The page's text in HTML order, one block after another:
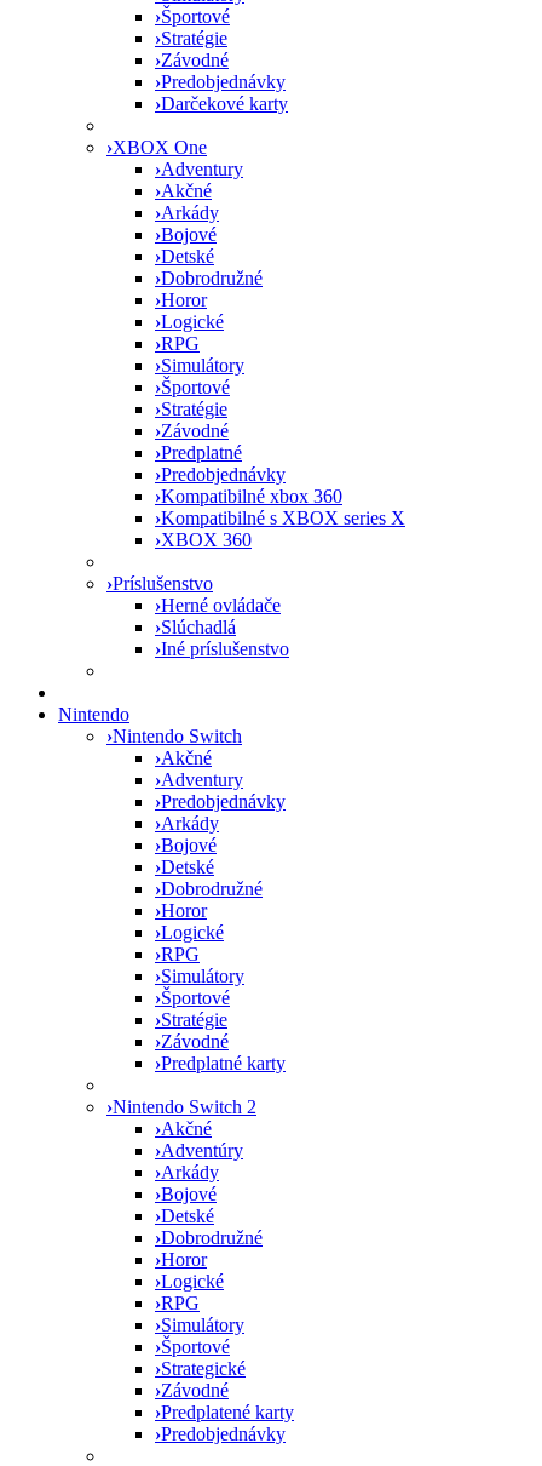
›Športové
›Stratégie
›Závodné
›Predobjednávky
›Darčekové karty
›XBOX One
›Adventury
›Akčné
›Arkády
›Bojové
›Detské
›Dobrodružné
›Horor
›Logické
›RPG
›Simulátory
›Športové
›Stratégie
›Závodné
›Predplatné
›Predobjednávky
›Kompatibilné xbox 360
›Kompatibilné s XBOX series X
›XBOX 360
›Príslušenstvo
›Herné ovládače
›Slúchadlá
›Iné príslušenstvo
Nintendo
›Nintendo Switch
›Akčné
›Adventury
›Predobjednávky
›Arkády
›Bojové
›Detské
›Dobrodružné
›Horor
›Logické
›RPG
›Simulátory
›Športové
›Stratégie
›Závodné
›Predplatné karty
›Nintendo Switch 2
›Akčné
›Adventúry
›Arkády
›Bojové
›Detské
›Dobrodružné
›Horor
›Logické
›RPG
›Simulátory
›Športové
›Strategické
›Závodné
›Predplatené karty
›Predobjednávky